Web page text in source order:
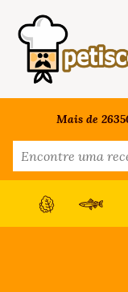
Mais de